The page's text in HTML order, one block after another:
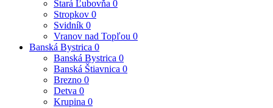
Stará Ľubovňa 0
Stropkov 0
Svidník 0
Vranov nad Topľou 0
Banská Bystrica 0
Banská Bystrica 0
Banská Štiavnica 0
Brezno 0
Detva 0
Krupina 0